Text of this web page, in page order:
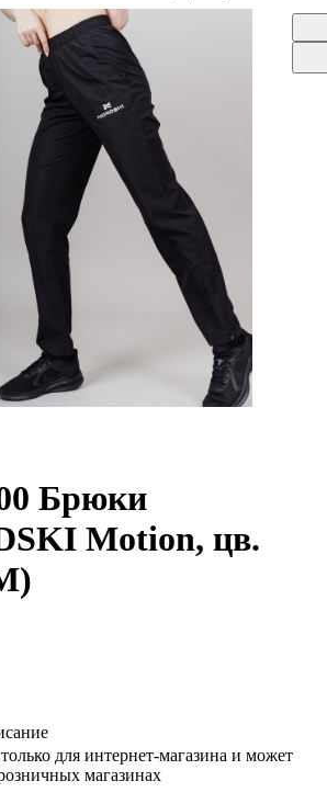
Брюки
Motion, цв.
для интернет-магазина и может
магазинах